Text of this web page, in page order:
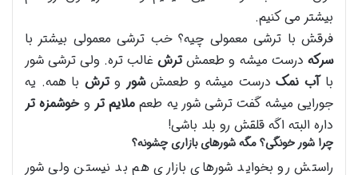
بیشتر می کنیم.
فرقش با ترشی معمولی چیه؟ خب ترشی معمولی بیشتر با
سرکه درست میشه و طعمش ترش غالب تره. ولی ترشی شور
باآب نمک درست میشه و طعمششور وترش با همه. یه
جورایی میشه گفت ترشی شور یه طعم ملایم تر وخوشمزه تر
داره البته اگه قلقش رو بلد باشی!
چرا شور خونگی؟ مگه شورهای بازاری چشونه؟
راستش رو بخواید شورهای بازاری هم بد نیستن ولی شور